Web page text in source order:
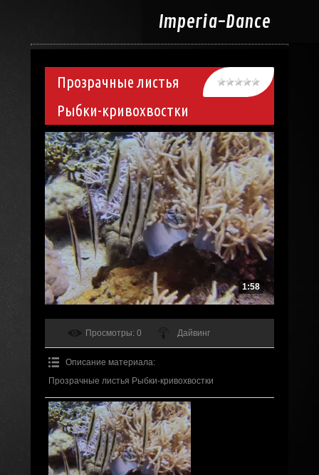
Imperia-Dance
Прозрачные листья
Рыбки-кривохвостки
1:58
Просмотры: 0 Дайвинг
Описание материала:
Прозрачные листья Рыбки-кривохвостки